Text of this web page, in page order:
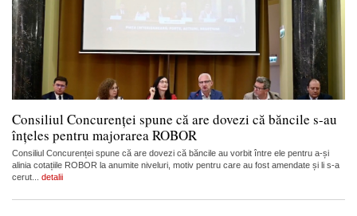
Consiliul Concurenței spune că are dovezi că băncile s-au
înțeles pentru majorarea ROBOR
Consiliul Concurenței spune că are dovezi că băncile au vorbit între ele pentru a-și
alinia cotațiile ROBOR la anumite niveluri, motiv pentru care au fost amendate și li s-a
cerut... detalii